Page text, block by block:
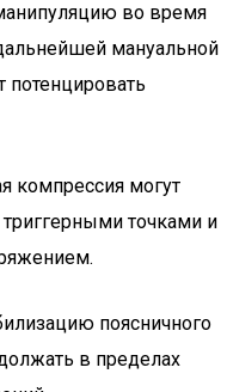
во время
мануальной
потенцировать
компрессия могут
точками и
поясничного
в пределах